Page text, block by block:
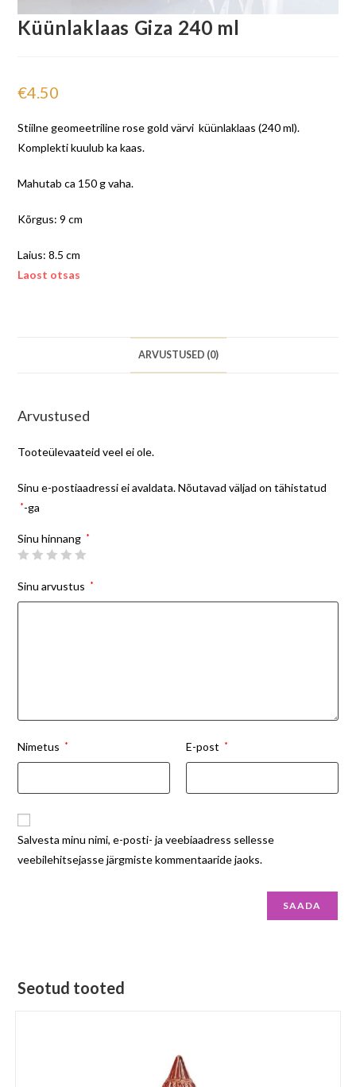
Küünlaklaas Giza 240 ml
€4.50
Stiilne geomeetriline rose gold värvi küünlaklaas (240 ml).
Komplekti kuulub ka kaas.
Mahutab ca 150 g vaha.
Kõrgus: 9 cm
Laius: 8.5 cm
Laost otsas
ARVUSTUSED (0)
Arvustused
Tooteülevaateid veel ei ole.
Sinu e-postiaadressi ei avaldata. Nõutavad väljad on tähistatud
*-ga
Sinu hinnang *
Sinu arvustus *
Nimetus * E-post *
Salvesta minu nimi, e-posti- ja veebiaadress sellesse
veebilehitsejasse järgmiste kommentaaride jaoks.
Seotud tooted